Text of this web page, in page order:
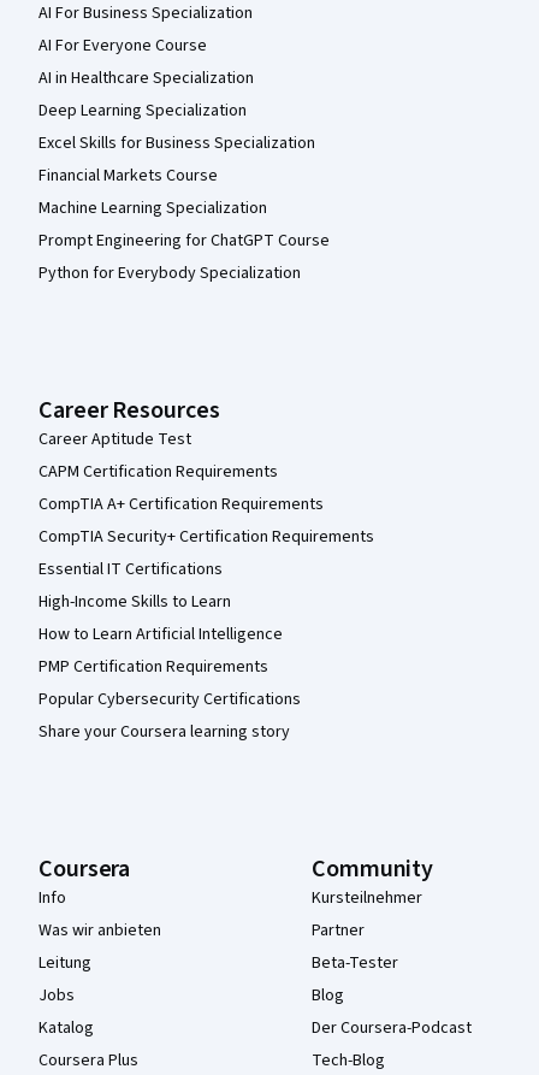
AI For Business Specialization
AI For Everyone Course
AI in Healthcare Specialization
Deep Learning Specialization
Excel Skills for Business Specialization
Financial Markets Course
Machine Learning Specialization
Prompt Engineering for ChatGPT Course
Python for Everybody Specialization
Career Resources
Career Aptitude Test
CAPM Certification Requirements
CompTIA A+ Certification Requirements
CompTIA Security+ Certification Requirements
Essential IT Certifications
High-Income Skills to Learn
How to Learn Artificial Intelligence
PMP Certification Requirements
Popular Cybersecurity Certifications
Share your Coursera learning story
Coursera
Info
Was wir anbieten
Leitung
Jobs
Katalog
Coursera Plus
Community
Kursteilnehmer
Partner
Beta-Tester
Blog
Der Coursera-Podcast
Tech-Blog